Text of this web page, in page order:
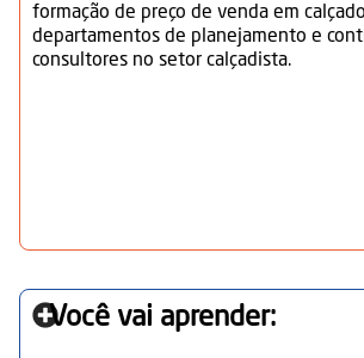
formação de preço de venda em
departamentos de planejamento e
consultores no setor calçadista.
Você vai aprender: